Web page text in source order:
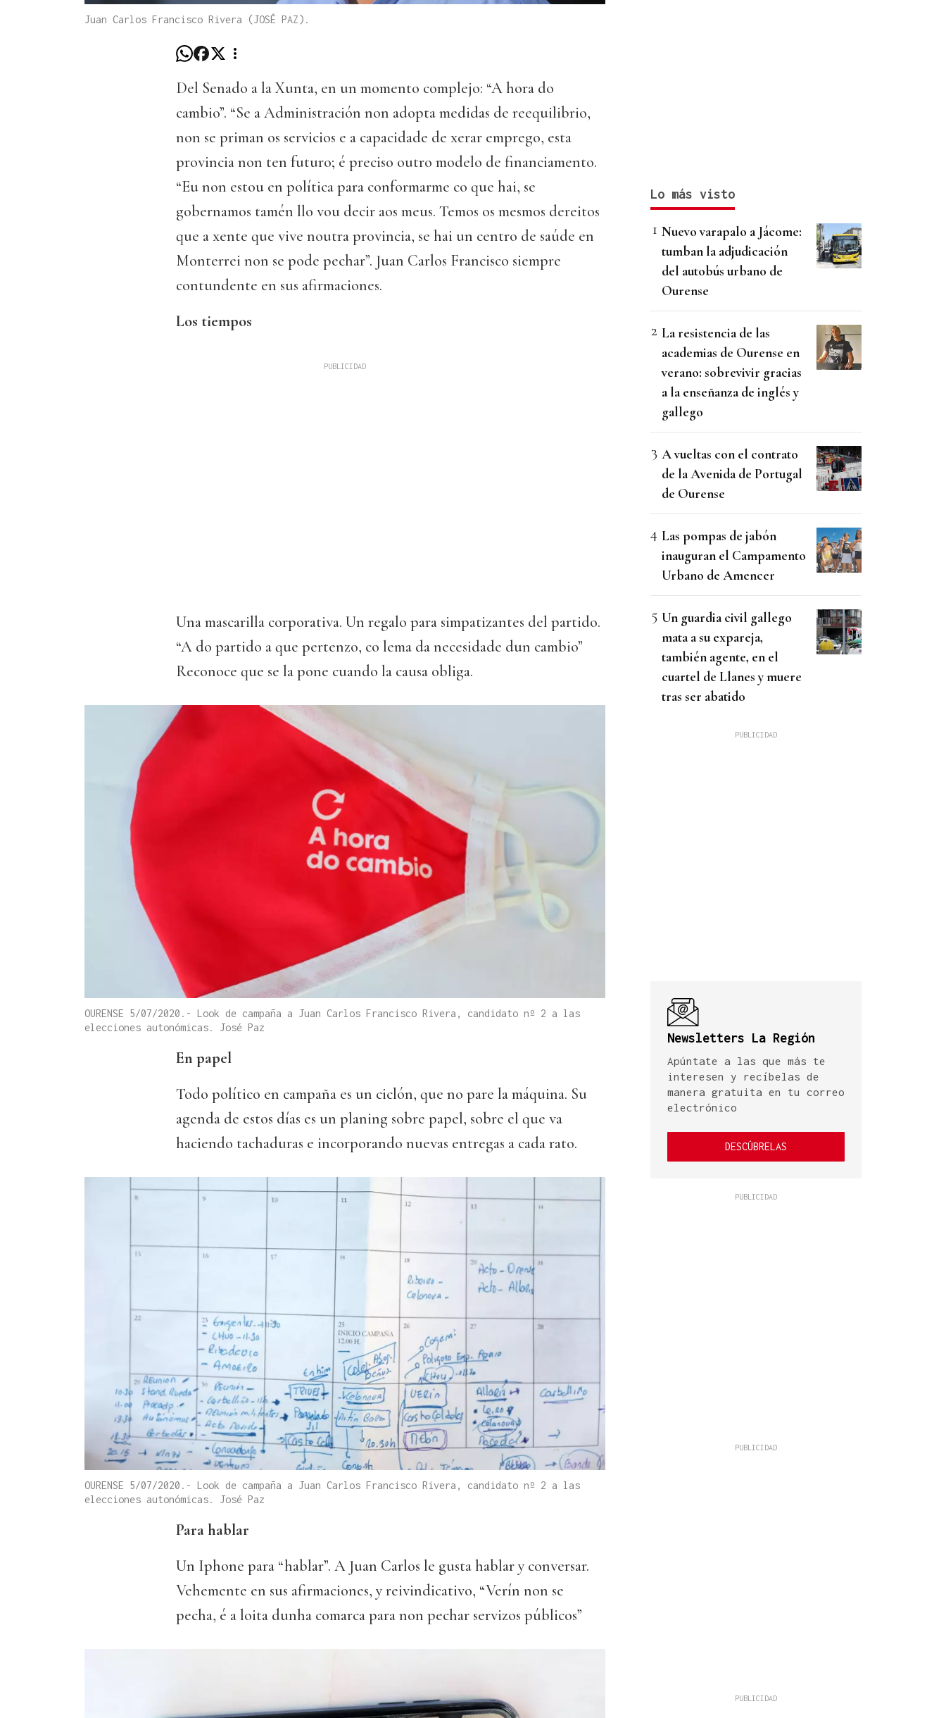
Juan Carlos Francisco Rivera (JOSÉ PAZ).
Del Senado a la Xunta, en un momento complejo: “A hora do
cambio”. “Se a Administración non adopta medidas de reequilibrio,
non se priman os servicios e a capacidade de xerar emprego, esta
provincia non ten futuro; é preciso outro modelo de financiamento.
“Eu non estou en política para conformarme co que hai, se
gobernamos tamén llo vou decir aos meus. Temos os mesmos dereitos
que a xente que vive noutra provincia, se hai un centro de saúde en
Monterrei non se pode pechar”. Juan Carlos Francisco siempre
contundente en sus afirmaciones.
Los tiempos
Una mascarilla corporativa. Un regalo para simpatizantes del partido.
“A do partido a que pertenzo, co lema da necesidade dun cambio”
Reconoce que se la pone cuando la causa obliga.
OURENSE 5/07/2020.- Look de campaña a Juan Carlos Francisco Rivera, candidato nº 2 a las
elecciones autonómicas. José Paz
En papel
Todo político en campaña es un ciclón, que no pare la máquina. Su
agenda de estos días es un planing sobre papel, sobre el que va
haciendo tachaduras e incorporando nuevas entregas a cada rato.
OURENSE 5/07/2020.- Look de campaña a Juan Carlos Francisco Rivera, candidato nº 2 a las
elecciones autonómicas. José Paz
Para hablar
Un Iphone para “hablar”. A Juan Carlos le gusta hablar y conversar.
Vehemente en sus afirmaciones, y reivindicativo, “Verín non se
pecha, é a loita dunha comarca para non pechar servizos públicos”
Lo más visto
Nuevo varapalo a Jácome:
tumban la adjudicación
del autobús urbano de
Ourense
La resistencia de las
academias de Ourense en
verano: sobrevivir gracias
a la enseñanza de inglés y
gallego
A vueltas con el contrato
de la Avenida de Portugal
de Ourense
Las pompas de jabón
inauguran el Campamento
Urbano de Amencer
Un guardia civil gallego
mata a su expareja,
también agente, en el
cuartel de Llanes y muere
tras ser abatido
Newsletters La Región
Apúntate a las que más te
interesen y recíbelas de
manera gratuita en tu correo
electrónico
DESCÚBRELAS